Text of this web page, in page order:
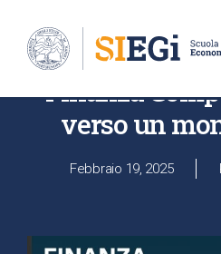
UNIVERSITÀ DEGLI STUDI
“Finanza
verso un
Febbraio 19, 2025